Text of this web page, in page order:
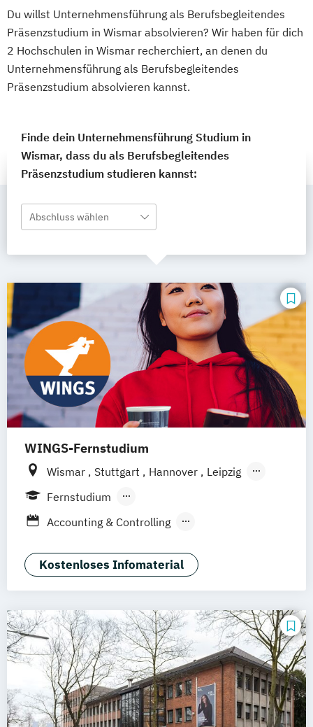
Du willst Unternehmensführung als Berufsbegleitendes
Präsenzstudium in Wismar absolvieren? Wir haben für dich
2 Hochschulen in Wismar recherchiert, an denen du
Unternehmensführung als Berufsbegleitendes
Präsenzstudium absolvieren kannst.
Finde dein Unternehmensführung Studium in
Wismar, dass du als Berufsbegleitendes
Präsenzstudium studieren kannst:
Abschluss wählen
WINGS-Fernstudium
Wismar Stuttgart Hannover
Leipzig
Frankfurt am Main
Nürnberg
Fernstudium
Berufsbegleitendes Präsenzstudium
Accounting & Controlling
General Management
Projektmanagement &
Sales Management
Kostenloses Infomaterial